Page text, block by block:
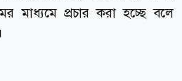
মাধ্যমে প্রচার করা হচ্ছে বলে